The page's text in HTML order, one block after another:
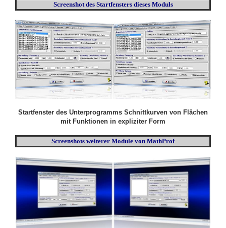
Screenshot des Startfensters dieses Moduls
Startfenster des Unterprogramms Schnittkurven von Flächen
mit Funktionen in expliziter Form
Screenshots weiterer Module von MathProf